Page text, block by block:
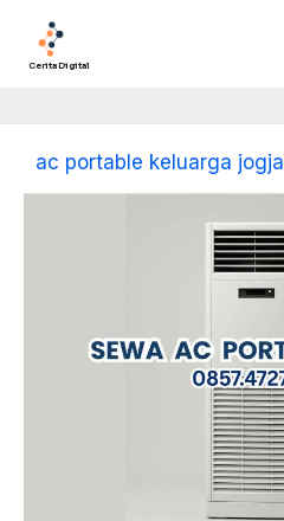
kontenCerita Digital
ac portable keluarga jogja